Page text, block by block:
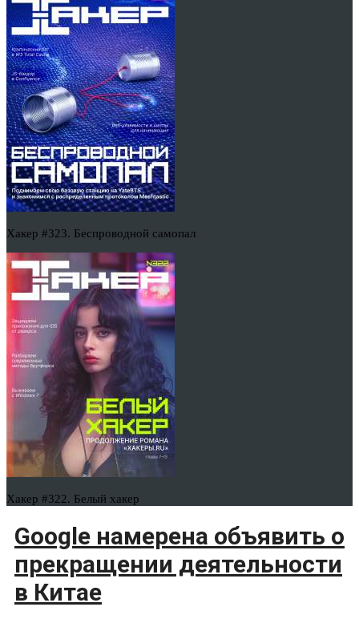
Хакер #323. Беспроводной самопал
Хакер #322. Белый хакер
Google намерена объявить о
прекращении деятельности
в Китае